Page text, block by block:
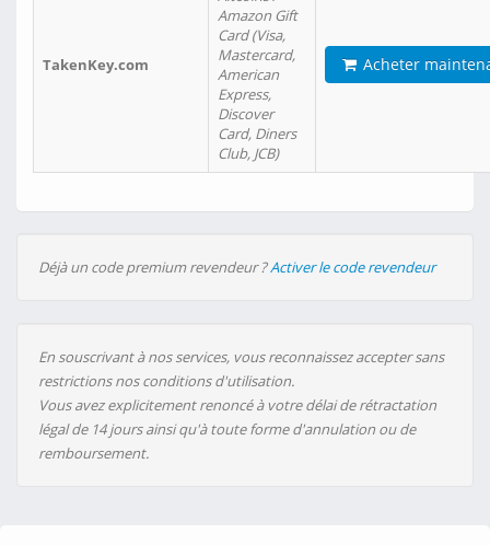
TakenKey.com
Amazon Gift
Card (Visa,
Mastercard,
American
Express,
Discover
Card, Diners
Club, JCB)
Acheter
Déjà un code premium revendeur ?Activer le code revendeur
En souscrivant à nos services, vous reconnaissez accepter sans
restrictions nos conditions d'utilisation.
Vous avez explicitement renoncé à votre délai de rétractation
légal de 14 jours ainsi qu'à toute forme d'annulation ou de
remboursement.